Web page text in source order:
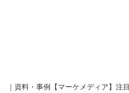
｜資料・事例【マーケメディア】